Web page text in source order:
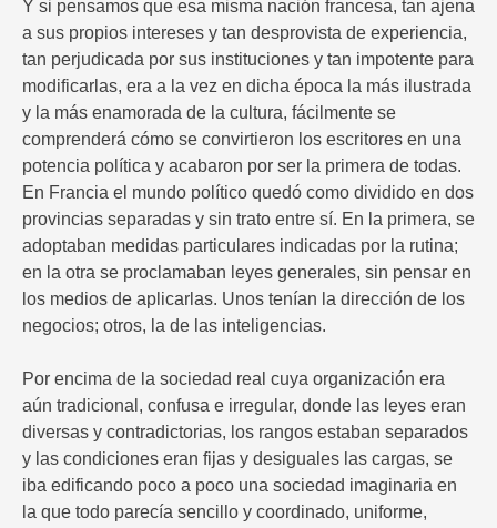
Y si pensamos que esa misma nación francesa, tan ajena
a sus propios intereses y tan desprovista de experiencia,
tan perjudicada por sus instituciones y tan impotente para
modificarlas, era a la vez en dicha época la más ilustrada
y la más enamorada de la cultura, fácilmente se
comprenderá cómo se convirtieron los escritores en una
potencia política y acabaron por ser la primera de todas.
En Francia el mundo político quedó como dividido en dos
provincias separadas y sin trato entre sí. En la primera, se
adoptaban medidas particulares indicadas por la rutina;
en la otra se proclamaban leyes generales, sin pensar en
los medios de aplicarlas. Unos tenían la dirección de los
negocios; otros, la de las inteligencias.
Por encima de la sociedad real cuya organización era
aún tradicional, confusa e irregular, donde las leyes eran
diversas y contradictorias, los rangos estaban separados
y las condiciones eran fijas y desiguales las cargas, se
iba edificando poco a poco una sociedad imaginaria en
la que todo parecía sencillo y coordinado, uniforme,